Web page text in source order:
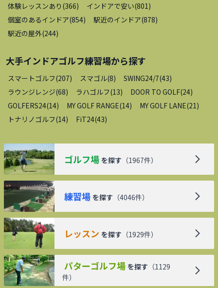
体験レッスンあり (366) インドアで安い(801 )
個室のあるインドア(854) 駅近のインドア(878)
駅近の屋外(244)
大手インドアゴルフ練習場から探す
スマートゴルフ(207) スマゴル(8) SWING24/7(43)
ラウンジレンジ(68) ラハゴルフ(13) DOOR TO GOLF(24)
GOLFERS24(14) MY GOLF RANGE(14) MY GOLF LANE(21 )
トナリノゴルフ(14) FiT24(43)
ゴルフ場 を探す （1967件）
練習場 を探す （4046件）
レッスン を探す （1929件）
パターゴルフ場 を探す （1129
件）